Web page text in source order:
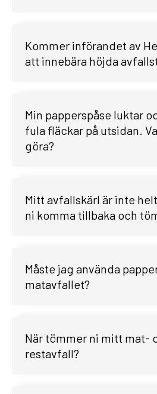
Kommer införandet av
att innebära höjda
Min papperspåse luktar
fula fläckar på utsidan.
göra?
Mitt avfallskärl är inte
ni komma tillbaka och
Måste jag använda
matavfallet?
När tömmer ni mitt mat-
restavfall?